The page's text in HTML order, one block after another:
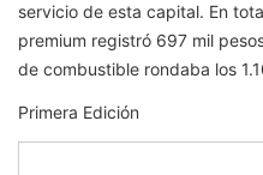
servicio de esta capital. En
premium registró 697 mil
de combustible rondaba los
Primera Edición